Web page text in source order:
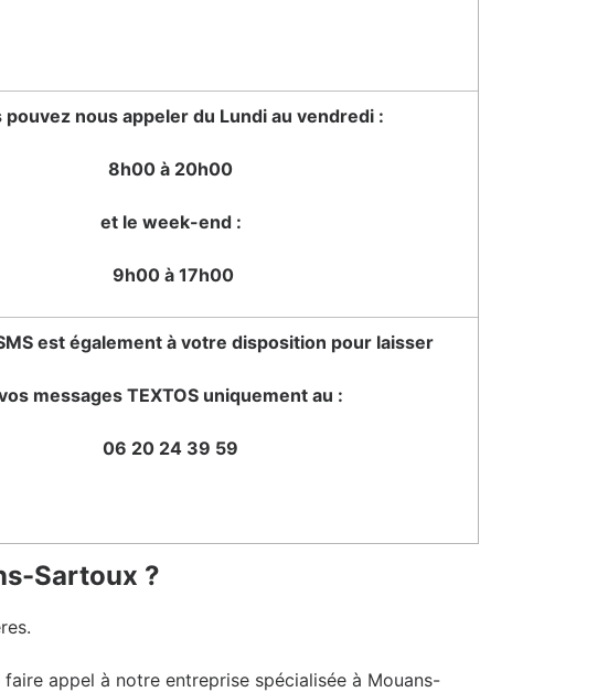
pouvez nous appeler du Lundi au vendredi :
8h00 à 20h00
et le week-end :
9h00 à 17h00
est également à votre disposition pour laisser
messages TEXTOS uniquement au :
06 20 24 39 59
Sartoux ?
appel à notre entreprise spécialisée à Mouans-